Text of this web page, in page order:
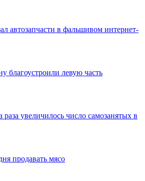
автозапчасти в фальшивом интернет-
благоустроили левую часть
раза увеличилось число самозанятых в
продавать мясо